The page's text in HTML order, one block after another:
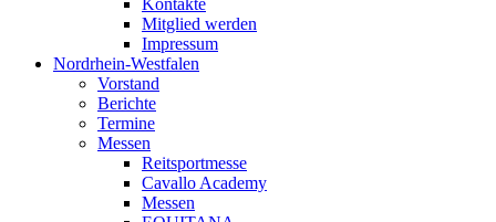
Kontakte
Mitglied werden
Impressum
Nordrhein-Westfalen
Vorstand
Berichte
Termine
Messen
Reitsportmesse
Cavallo Academy
Messen